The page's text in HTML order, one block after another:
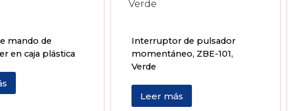
mando de
en caja plástica
Interruptor de pulsador
momentáneo, ZBE-101,
Verde
Leer más